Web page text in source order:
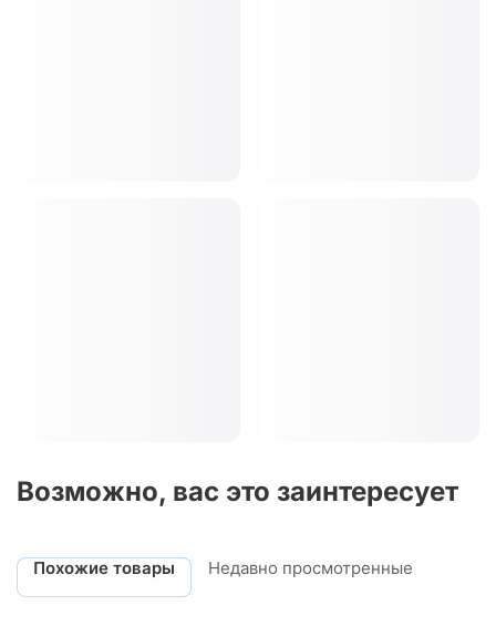
Возможно, вас это заинтересует
Похожие товары Недавно просмотренные